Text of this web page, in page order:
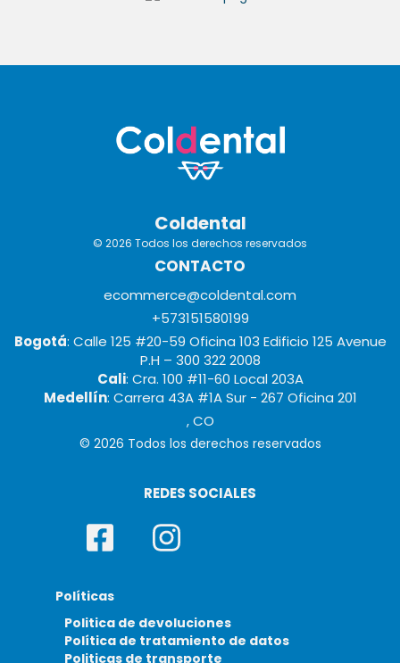
Coldental
© 2026 Todos los derechos reservados
CONTACTO
ecommerce@coldental.com
+573151580199
Bogotá: Calle 125 #20-59 Oficina 103 Edificio 125 Avenue
P.H – 300 322 2008
Cali: Cra. 100 #11-60 Local 203A
Medellín: Carrera 43A #1A Sur - 267 Oficina 201
, CO
© 2026 Todos los derechos reservados
REDES SOCIALES
Políticas
Politica de devoluciones
Política de tratamiento de datos
Politicas de transporte